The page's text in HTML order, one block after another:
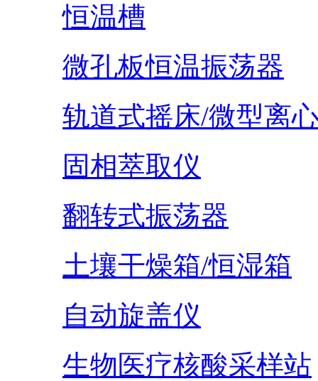
恒温槽
微孔板恒温振荡器
轨道式摇床/微型离
固相萃取仪
翻转式振荡器
土壤干燥箱/恒湿箱
自动旋盖仪
生物医疗核酸采样站